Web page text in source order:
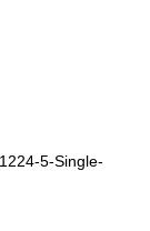
5-Single-